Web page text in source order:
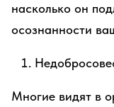
насколько он
осознанности
Многие видят в